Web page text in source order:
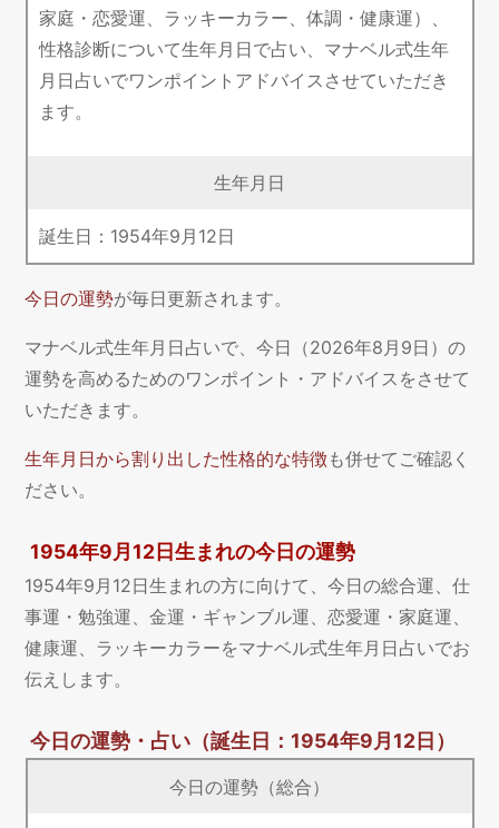
家庭・恋愛運、ラッキーカラー、体調・健康運）、
性格診断について生年月日で占い、マナベル式生年
月日占いでワンポイントアドバイスさせていただき
ます。
生年月日
誕生日： 1954年9 月 12日
今日の運勢が毎日更新されます。
マナベル式生年月日占いで、今日（2026年8月9日）の
運勢を高めるためのワンポイント・アドバイスをさせて
いただきます。
生年月日から割り出した性格的な特徴も併せてご確認く
ださい。
1954年9月12日生まれの今日の運勢
1954年9月12日生まれの方に向けて、今日の総合運、仕
事運・勉強運、金運・ギャンブル運、恋愛運・家庭運、
健康運、ラッキーカラーをマナベル式生年月日占いでお
伝えします。
今日の運勢・占い（誕生日：1954年9月12日）
今日の運勢（総合）